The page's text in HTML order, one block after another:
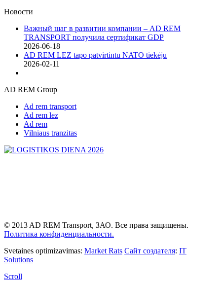
Новости
Важный шаг в развитии компании – AD REM
TRANSPORT получила сертификат GDP
2026-06-18
AD REM LEZ tapo patvirtintu NATO tiekėju
2026-02-11
AD REM Group
Ad rem transport
Ad rem lez
Ad rem
Vilniaus tranzitas
© 2013 AD REM Transport, ЗАО. Все права защищены.
Политика конфиденциальности.
Svetaines optimizavimas: Market Rats Сайт создателя: IT
Solutions
Scroll